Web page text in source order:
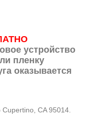
устройство
пленку
оказывается
CA 95014.